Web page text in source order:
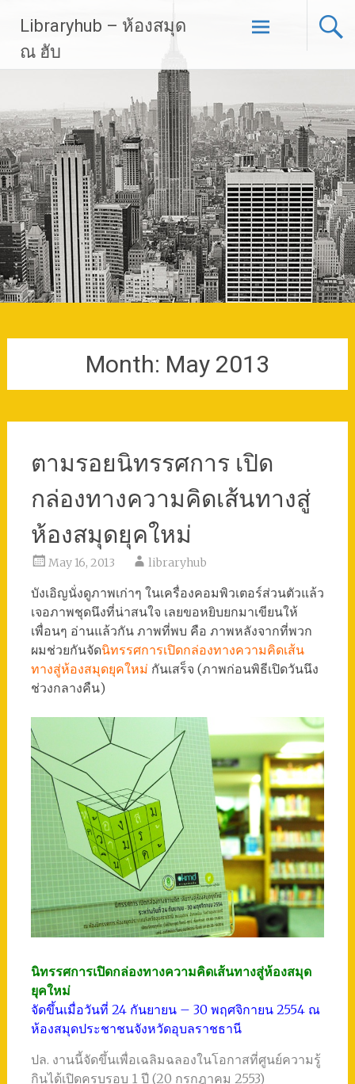
content
Libraryhub – ห้องสมุด
ณ ฮับ
Month: May 2013
ตามรอยนิทรรศการ เปิด
กล่องทางความคิดเส้นทางสู่
ห้องสมุดยุคใหม่
May 16, 2013 libraryhub
บังเอิญนั่งดูภาพเก่าๆ ในเครื่องคอมพิวเตอร์ส่วนตัวแล้ว
เจอภาพชุดนึงที่น่าสนใจ เลยขอหยิบยกมาเขียนให้
เพื่อนๆ อ่านแล้วกัน ภาพที่พบ คือ ภาพหลังจากที่พวก
ผมช่วยกันจัดนิทรรศการเปิดกล่องทางความคิดเส้น
ทางสู่ห้องสมุดยุคใหม่ กันเสร็จ (ภาพก่อนพิธีเปิดวันนึง
ช่วงกลางคืน)
นิทรรศการเปิดกล่องทางความคิดเส้นทางสู่ห้องสมุด
ยุคใหม่
จัดขึ้นเมื่อวันที่ 24 กันยายน – 30 พฤศจิกายน 2554 ณ
ห้องสมุดประชาชนจังหวัดอุบลราชธานี
ปล. งานนี้จัดขึ้นเพื่อเฉลิมฉลองในโอกาสที่ศูนย์ความรู้
กินได้เปิดครบรอบ 1 ปี (20 กรกฎาคม 2553)